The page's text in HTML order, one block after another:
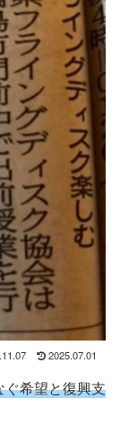
2025.07.01
希望と復興支